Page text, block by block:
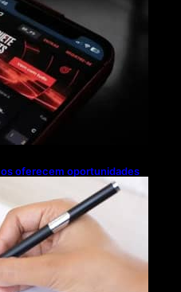
oferecem oportunidades